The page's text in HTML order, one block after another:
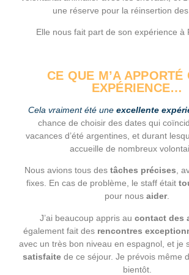
une réserve pour la réinsertion
Elle nous fait part de son expérience à
CE QUE M’A APPORTÉ
EXPÉRIENCE…
Cela vraiment été une excellente
chance de choisir des dates qui
vacances d’été argentines, et durant
accueille de nombreux
Nous avions tous des tâches précises,
fixes. En cas de problème, le staff était
pour nous aider.
J’ai beaucoup appris au contact des
également fait desrencontres
avec un très bon niveau en espagnol, et je
satisfaite de ce séjour. Je prévois même
bientôt.